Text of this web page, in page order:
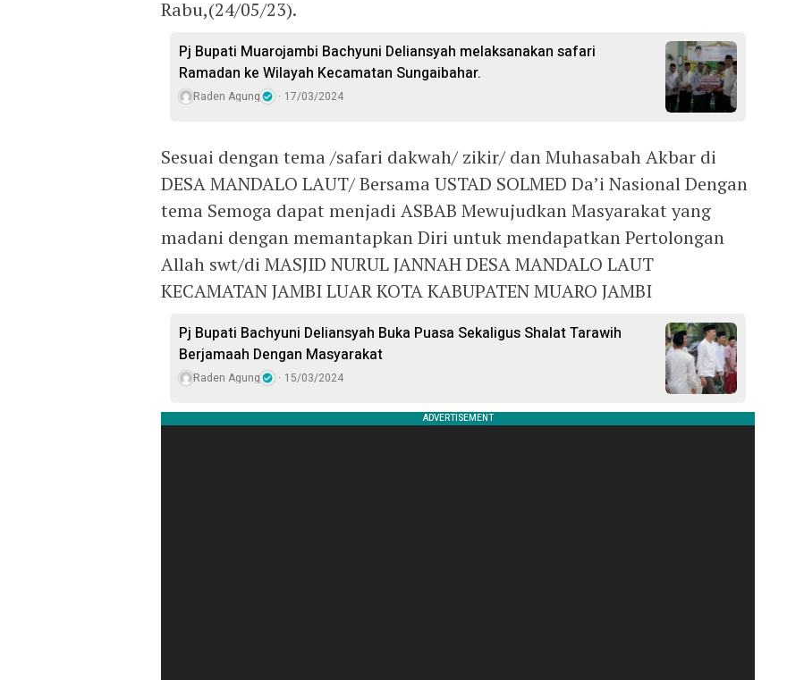
Rabu,(24/05/23).
Pj Bupati Muarojambi Bachyuni Deliansyah melaksanakan safari
Ramadan ke Wilayah Kecamatan Sungaibahar.
Raden Agung 17/03/2024
Sesuai dengan tema /safari dakwah/ zikir/ dan Muhasabah Akbar di
DESA MANDALO LAUT/ Bersama USTAD SOLMED Da’i Nasional Dengan
tema Semoga dapat menjadi ASBAB Mewujudkan Masyarakat yang
madani dengan memantapkan Diri untuk mendapatkan Pertolongan
Allah swt/di MASJID NURUL JANNAH DESA MANDALO LAUT
KECAMATAN JAMBI LUAR KOTA KABUPATEN MUARO JAMBI
Pj Bupati Bachyuni Deliansyah Buka Puasa Sekaligus Shalat Tarawih
Berjamaah Dengan Masyarakat
Raden Agung 15/03/2024